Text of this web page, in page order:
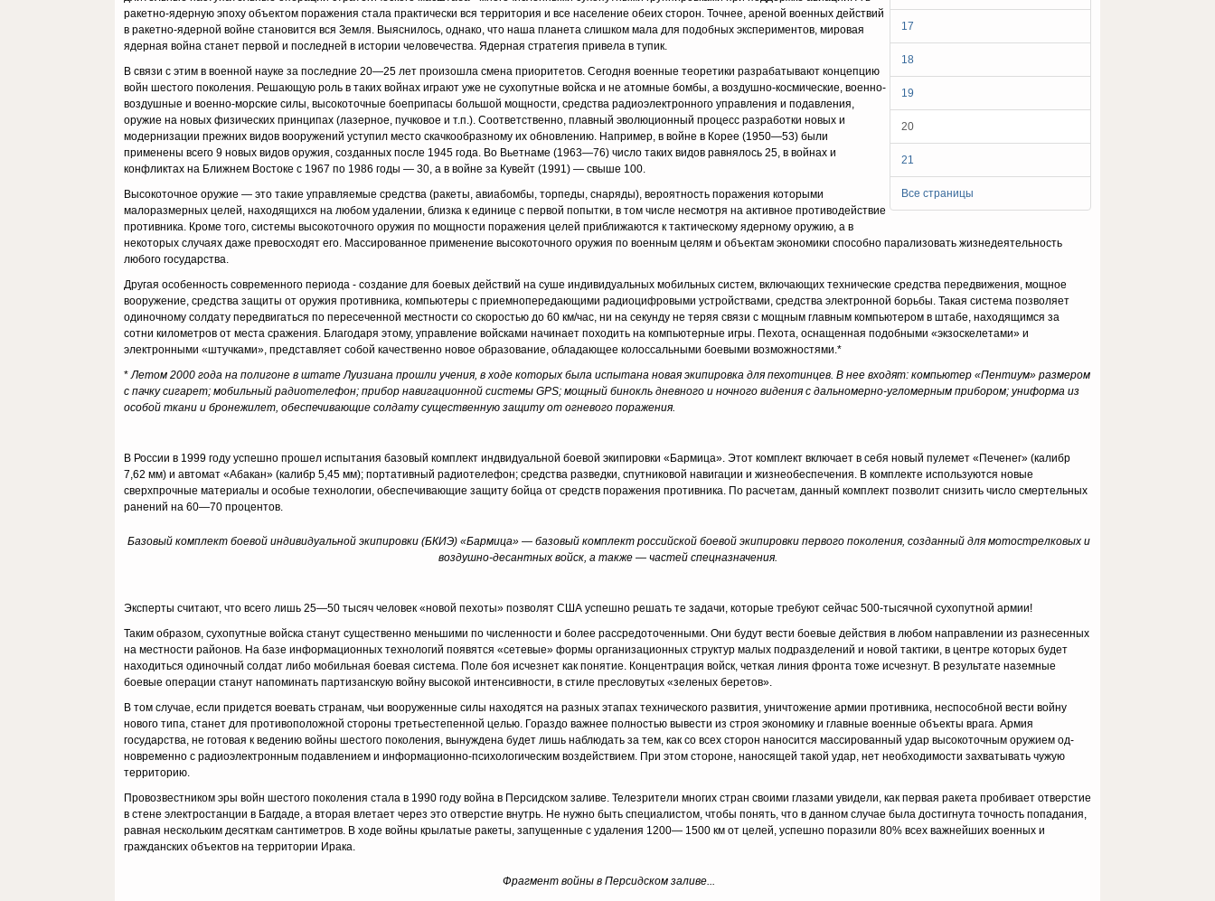
17
18
19
20
21
Все страницы
ракетно-ядерную эпоху объектом поражения стала практически вся территория и все население обе­их сторон. Точнее, ареной военных действий
в ракетно-ядерной вой­не становится вся Земля. Выяснилось, однако, что наша планета слиш­ком мала для подобных экспериментов, мировая
ядерная война станет первой и последней в истории человечества. Ядерная стратегия при­вела в тупик.
В связи с этим в военной науке за последние 20—25 лет произошла смена приоритетов. Сегодня военные теоретики разрабатывают кон­цепцию
войн шестого поколения. Решающую роль в таких войнах играют уже не сухопутные войска и не атомные бомбы, а воздушно-космические, военно-
воздушные и военно-морские силы, высокоточ­ные боеприпасы большой мощности, средства радиоэлектронного управления и подавления,
оружие на новых физических принципах (лазерное, пучковое и т.п.). Соответственно, плавный эволюционный процесс разработки новых и
модернизации прежних видов вооруже­ний уступил место скачкообразному их обновлению. Например, в войне в Корее (1950—53) были
применены всего 9 новых видов ору­жия, созданных после 1945 года. Во Вьетнаме (1963—76) число таких видов равнялось 25, в войнах и
конфликтах на Ближнем Востоке с 1967 по 1986 годы — 30, а в войне за Кувейт (1991) — свыше 100.
Высокоточное оружие — это такие управляемые средства (раке­ты, авиабомбы, торпеды, снаряды), вероятность поражения которы­ми
малоразмерных целей, находящихся на любом удалении, близка к единице с первой попытки, в том числе несмотря на активное про­тиводействие
противника. Кроме того, системы высокоточного ору­жия по мощности поражения целей приближаются к тактическому ядерному оружию, а в
некоторых случаях даже превосходят его. Мас­сированное применение высокоточного оружия по военным целям и объектам экономики способно парализовать жизнедеятельность
любого государства.
Другая особенность современного периода - создание для боевых действий на суше индивидуальных мобильных систем, включающих технические средства передвижения, мощное
вооружение, средства защиты от оружия противника, компьютеры с приемнопередающими радиоцифровыми устройствами, средства электронной борьбы. Такая система позволяет
одиночному солдату передвигаться по пере­сеченной местности со скоростью до 60 км/час, ни на секунду не те­ряя связи с мощным главным компьютером в штабе, находящимся за
сотни километров от места сражения. Благодаря этому, управление войсками начинает походить на компьютерные игры. Пехота, осна­щенная подобными «экзоскелетами» и
электронными «штучками», представляет собой качественно новое образование, обладающее ко­лоссальными боевыми возможностями.*
*Летом 2000 года на полигоне в штате Луизиана прошли учения, в ходе кото­рых была испытана новая экипировка для пехотинцев. В нее входят: компьютер «Пентиум» размером
с пачку сигарет; мобильный радиотелефон; прибор навигаци­онной системы GPS; мощный бинокль дневного и ночного видения с дальномерно-угломерным прибором; униформа из
особой ткани и бронежилет, обеспечивающие солдату существенную защиту от огневого поражения.
В России в 1999 году успешно прошел испытания базовый комплект индвидуальной боевой экипировки «Бармица». Этот комплект включает в себя новый пуле­мет «Печенег» (калибр
7,62 мм) и автомат «Абакан» (калибр 5,45 мм); портативный радиотелефон; средства разведки, спутниковой навигации и жизнеобеспечения. В комплекте используются новые
сверхпрочные материалы и особые технологии, обеспечивающие защиту бойца от средств поражения противника. По расчетам, данный комплект позволит снизить число смертельных
ранений на 60—70 процен­тов.
Базовый комплект боевой индивидуальной экипировки (БКИЭ) «Бармица» — базовый комплект российской боевой экипировки первого поколения, созданный для мотострелковых и
воздушно-десантных войск, а также — частей спецназначения.
Эксперты считают, что все­го лишь 25—50 тысяч человек «новой пехоты» позволят США успеш­но решать те задачи, которые требуют сейчас 500-тысячной сухопутной армии!
Таким образом, сухопутные войска станут существенно меньши­ми по численности и более рассредоточенными. Они будут вести боевые действия в любом направлении из разнесенных
на местности районов. На базе информационных технологий появятся «сетевые» формы организационных структур малых подразделений и новой тактики, в центре которых будет
находиться одиночный солдат либо мобильная боевая система. Поле боя исчезнет как понятие. Концен­трация войск, четкая линия фронта тоже исчезнут. В результате на­земные
боевые операции станут напоминать партизанскую войну высокой интенсивности, в стиле пресловутых «зеленых беретов».
В том случае, если придется воевать странам, чьи вооруженные силы находятся на разных этапах технического развития, уничтожение армии противника, неспособной вести войну
нового типа, станет для противоположной стороны третьестепенной целью. Гораздо важнее полностью вывести из строя экономику и главные военные объекты врага. Армия
государства, не готовая к ведению войны шес­того поколения, вынуждена будет лишь наблюдать за тем, как со всех сторон наносится массированный удар высокоточным оружием од­
новременно с радиоэлектронным подавлением и информационно-психологическим воздействием. При этом стороне, наносящей такой удар, нет необходимости захватывать чужую
территорию.
Провозвестником эры войн шестого поколения стала в 1990 году война в Персидском заливе. Телезрители многих стран своими глаза­ми увидели, как первая ракета пробивает отверстие
в стене электро­станции в Багдаде, а вторая влетает через это отверстие внутрь. Не нужно быть специалистом, чтобы понять, что в данном случае была достигнута точность попадания,
равная нескольким десяткам санти­метров. В ходе войны крылатые ракеты, запущенные с удаления 1200— 1500 км от целей, успешно поразили 80% всех важнейших военных и
гражданских объектов на территории Ирака.
Фрагмент войны в Персидском заливе...